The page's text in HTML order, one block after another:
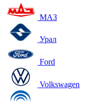
МАЗ
Урал
Ford
Volkswagen